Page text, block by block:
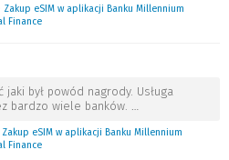
Zakup eSIM w aplikacji Banku Millennium
Finance
jaki był powód nagrody. Usługa
bardzo wiele banków. …
Zakup eSIM w aplikacji Banku Millennium
Finance